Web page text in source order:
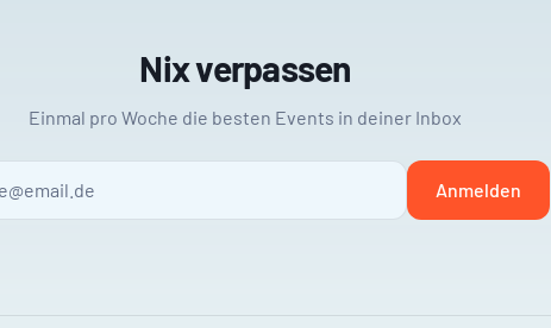
Nix verpassen
Einmal pro Woche die besten Events in deiner Inbox
Anmelden